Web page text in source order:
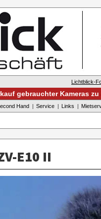
Lichtblick-
gebrauchter Kameras
Hand Service Links
E10 II